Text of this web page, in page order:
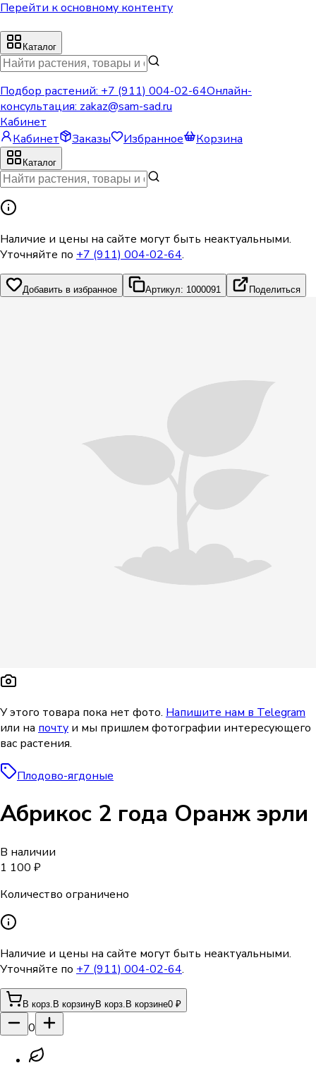
Перейти к основному контенту
Каталог
Подбор растений: +7 (911) 004-02-64Онлайн-
консультация: zakaz@sam-sad.ru
Кабинет
Кабинет
Заказы Избранное Корзина
Каталог
Наличие и цены на сайте могут быть неактуальными.
Уточняйте по +7 (911) 004-02-64.
Добавить в избранное Артикул: 1000091 Поделиться
У этого товара пока нет фото. Напишите нам в Telegram
или на почту и мы пришлем фотографии интересующего
вас растения.
Плодово-ягдоные
Абрикос 2 года Оранж эрли
В наличии
1 100 ₽
Количество ограничено
Наличие и цены на сайте могут быть неактуальными.
Уточняйте по +7 (911) 004-02-64.
В корз. В корзинуВ корз. В корзине0 ₽
0